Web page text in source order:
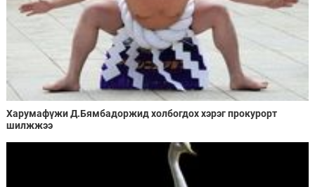
Харумафүжи Д.Бямбадоржид холбогдох хэрэг прокурорт
шилжжээ